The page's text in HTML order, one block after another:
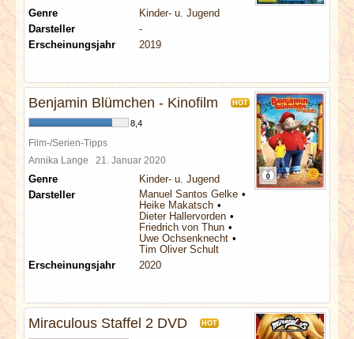
Genre
Kinder- u. Jugend
Darsteller
-
Erscheinungsjahr
2019
Benjamin Blümchen - Kinofilm HOT
8,4
Film-/Serien-Tipps
Annika Lange 21. Januar 2020
Genre
Kinder- u. Jugend
Darsteller
Manuel Santos Gelke
Heike Makatsch
Dieter Hallervorden
Friedrich von Thun
Uwe Ochsenknecht
Tim Oliver Schult
Erscheinungsjahr
2020
Miraculous Staffel 2 DVD HOT